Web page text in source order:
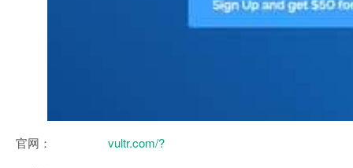
官网：
vultr.com/?